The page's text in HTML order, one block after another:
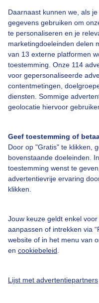
Daarnaast kunnen we, als
gegevens gebruiken om
te personaliseren en je
marketingdoeleinden delen
van 13 externe platformen
toestemming. Onze 114
voor gepersonaliseerde
contentmetingen,
diensten. Sommige
geolocatie hiervoor
Geef toestemming of
Door op "Gratis" te klikken,
bovenstaande doeleinden.
toestemming wenst te
advertentievrije ervaring
klikken.
Jouw keuze geldt enkel
aanpassen of intrekken via
website of in het menu van
en cookiebeleid
Lijst met advertentiepartners
Over Buienradar
Bedrijfsgegevens
Contact
Toegankelijkheid
Gebruikersvoorwaarden
Adverteren
Privacy beleid
Cookie beleid